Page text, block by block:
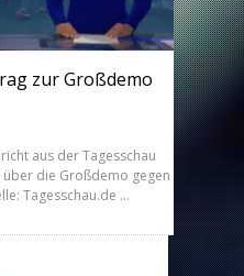
zur Großdemo
aus der Tagesschau
über die Großdemo gegen
Tagesschau.de …